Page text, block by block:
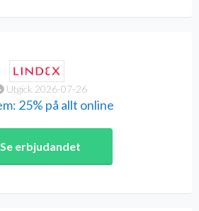
Utgick 2026-07-26
25% på allt online
Se erbjudandet